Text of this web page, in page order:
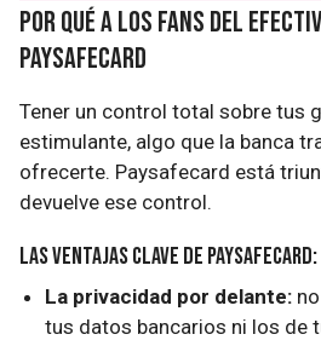
Por qué a los fans del
Paysafecard
Tener un control total sobre tus
estimulante, algo que la banca
ofrecerte. Paysafecard está
devuelve ese control.
Las ventajas clave de Paysafecard:
La privacidad por delante:
tus datos bancarios ni los de